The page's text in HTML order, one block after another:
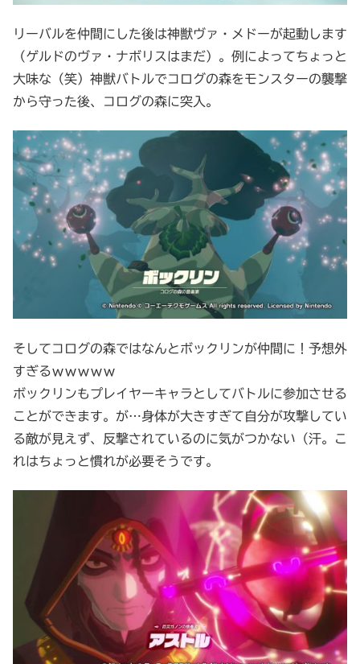
リーバルを仲間にした後は神獣ヴァ・メドーが起動します
（ゲルドのヴァ・ナボリスはまだ）。例によってちょっと
大味な（笑）神獣バトルでコログの森をモンスターの襲撃
から守った後、コログの森に突入。
そしてコログの森ではなんとボックリンが仲間に！予想外
すぎるｗｗｗｗｗ
ボックリンもプレイヤーキャラとしてバトルに参加させる
ことができます。が…身体が大きすぎて自分が攻撃してい
る敵が見えず、反撃されているのに気がつかない（汗。こ
れはちょっと慣れが必要そうです。